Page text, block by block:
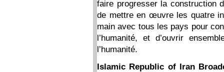
faire progresser la construction
de mettre en œuvre les quatre
main avec tous les pays pour
l’humanité, et d’ouvrir
l’humanité.
Islamic Republic of Iran